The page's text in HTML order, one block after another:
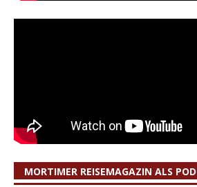
MORTIMER REISEMAGAZIN ALS